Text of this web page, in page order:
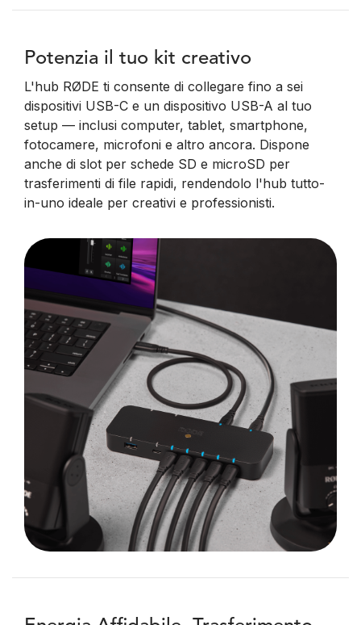
Potenzia il tuo kit creativo
L'hub RØDE ti consente di collegare fino a sei
dispositivi USB-C e un dispositivo USB-A al tuo
setup — inclusi computer, tablet, smartphone,
fotocamere, microfoni e altro ancora. Dispone
anche di slot per schede SD e microSD per
trasferimenti di file rapidi, rendendolo l'hub tutto-
in-uno ideale per creativi e professionisti.